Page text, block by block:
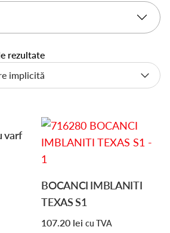
rezultate
varf
BOCANCI IMBLANITI
TEXAS S1
107.20 lei cu TVA
Acest
produs
are
multe
variații.
Opțiunile